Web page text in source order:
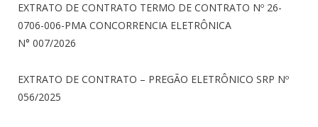
EXTRATO DE CONTRATO TERMO DE CONTRATO Nº 26-
0706-006-PMA CONCORRENCIA ELETRÔNICA
N° 007/2026
EXTRATO DE CONTRATO – PREGÃO ELETRÔNICO SRP Nº
056/2025